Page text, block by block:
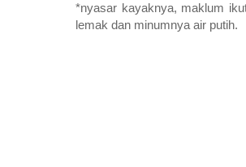
*nyasar kayaknya, maklum
lemak dan minumnya air putih.